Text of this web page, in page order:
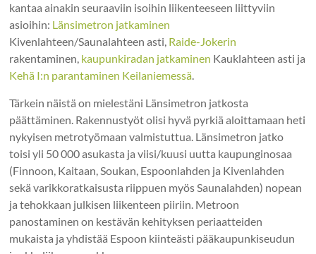
kantaa ainakin seuraaviin isoihin liikenteeseen liittyviin
asioihin: Länsimetron jatkaminen
Kivenlahteen/Saunalahteen asti, Raide-Jokerin
rakentaminen, kaupunkiradan jatkaminen Kauklahteen asti ja
Kehä I:n parantaminen Keilaniemessä.
Tärkein näistä on mielestäni Länsimetron jatkosta
päättäminen. Rakennustyöt olisi hyvä pyrkiä aloittamaan heti
nykyisen metrotyömaan valmistuttua. Länsimetron jatko
toisi yli 50 000 asukasta ja viisi/kuusi uutta kaupunginosaa
(Finnoon, Kaitaan, Soukan, Espoonlahden ja Kivenlahden
sekä varikkoratkaisusta riippuen myös Saunalahden) nopean
ja tehokkaan julkisen liikenteen piiriin. Metroon
panostaminen on kestävän kehityksen periaatteiden
mukaista ja yhdistää Espoon kiinteästi pääkaupunkiseudun